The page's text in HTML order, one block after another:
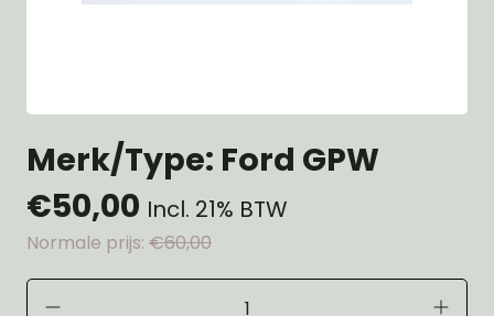
Merk/Type: Ford GPW
€50,00 Incl. 21% BTW
Normale prijs: €60,00